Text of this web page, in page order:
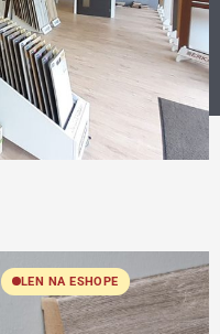
LEN NA ESHOPE